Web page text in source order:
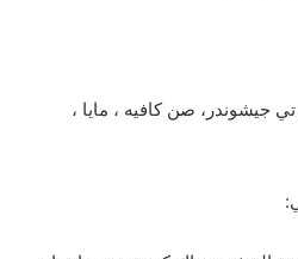
تي جيشوندر، صن كافيه ، مايا ،